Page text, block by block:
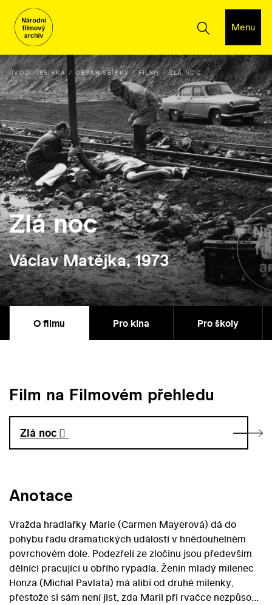
Menu
ÚVOD SBÍRKA OBSAH SBÍRKY FILMY ZLÁ NOC
Zlá noc
Václav Matějka, 1973
O filmu Pro kina Pro školy
Film na Filmovém přehledu
Zlá noc
Anotace
Vražda hradlařky Marie (Carmen Mayerová) dá do
pohybu řadu dramatických událostí v hnědouhelném
povrchovém dole. Podezřelí ze zločinu jsou především
dělníci pracující u obřího rypadla. Ženin mladý milenec
Honza (Michal Pavlata) má alibi od druhé milenky,
přestože si sám není jist, zda Marii při rvačce nezpůsobil